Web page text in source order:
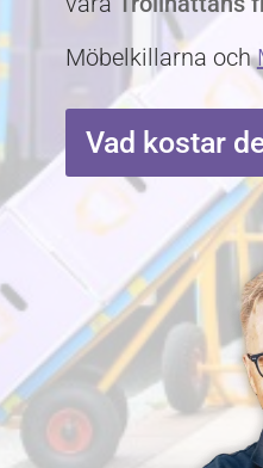
Möbelkillarna och
Vad kostar